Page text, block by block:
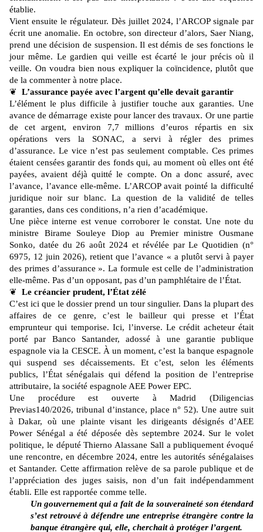
établie.
Vient ensuite le régulateur. Dès juillet 2024, l’ARCOP signale par
écrit une anomalie. En octobre, son directeur d’alors, Saer Niang,
prend une décision de suspension. Il est démis de ses fonctions le
jour même. Le gardien qui veille est écarté le jour précis où il
veille. On voudra bien nous expliquer la coïncidence, plutôt que
de la commenter à notre place.
❦ L’assurance payée avec l’argent qu’elle devait garantir
L’élément le plus difficile à justifier touche aux garanties. Une
avance de démarrage existe pour lancer des travaux. Or une partie
de cet argent, environ 7,7 millions d’euros répartis en six
opérations vers la SONAC, a servi à régler des primes
d’assurance. Le vice n’est pas seulement comptable. Ces primes
étaient censées garantir des fonds qui, au moment où elles ont été
payées, avaient déjà quitté le compte. On a donc assuré, avec
l’avance, l’avance elle-même. L’ARCOP avait pointé la difficulté
juridique noir sur blanc. La question de la validité de telles
garanties, dans ces conditions, n’a rien d’académique.
Une pièce interne est venue corroborer le constat. Une note du
ministre Birame Souleye Diop au Premier ministre Ousmane
Sonko, datée du 26 août 2024 et révélée par Le Quotidien (n°
6975, 12 juin 2026), retient que l’avance « a plutôt servi à payer
des primes d’assurance ». La formule est celle de l’administration
elle-même. Pas d’un opposant, pas d’un pamphlétaire de l’État.
❦ Le créancier prudent, l’État zélé
C’est ici que le dossier prend un tour singulier. Dans la plupart des
affaires de ce genre, c’est le bailleur qui presse et l’État
emprunteur qui temporise. Ici, l’inverse. Le crédit acheteur était
porté par Banco Santander, adossé à une garantie publique
espagnole via la CESCE. À un moment, c’est la banque espagnole
qui suspend ses décaissements. Et c’est, selon les éléments
publics, l’État sénégalais qui défend la position de l’entreprise
attributaire, la société espagnole AEE Power EPC.
Une procédure est ouverte à Madrid (Diligencias
Previas140/2026, tribunal d’instance, place n° 52). Une autre suit
à Dakar, où une plainte visant les dirigeants désignés d’AEE
Power Sénégal a été déposée dès septembre 2024. Sur le volet
politique, le député Thierno Alassane Sall a publiquement évoqué
une rencontre, en décembre 2024, entre les autorités sénégalaises
et Santander. Cette affirmation relève de sa parole publique et de
l’appréciation des juges saisis, non d’un fait indépendamment
établi. Elle est rapportée comme telle.
Un gouvernement qui a fait de la souveraineté son étendard
s’est retrouvé à défendre une entreprise étrangère contre la
banque étrangère qui, elle, cherchait à protéger l’argent.